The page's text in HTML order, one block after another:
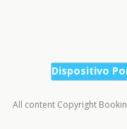
Dispositivo
All content Copyright